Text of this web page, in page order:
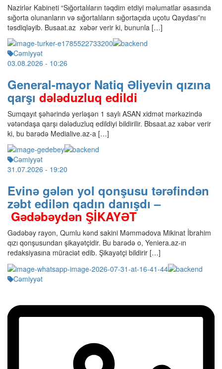
Nazirlər Kabineti “Sığortalıların təqdim etdiyi məlumatlar əsasında
sığorta olunanların və sığortalıların sığortaçıda uçotu Qaydası”nı
təsdiqləyib. Busaat.az xəbər verir ki, bununla […]
Cəmiyyət
03.08.2026 - 10:26
General-mayor Natiq Əliyevin qızına
qarşı dələduzluq edildi
Sumqayıt şəhərində yerləşən 1 saylı ASAN xidmət mərkəzində
vətəndaşa qarşı dələduzluq edildiyi bildirilir. Bbsaat.az xəbər verir
ki, bu barədə Medialive.az-a […]
Cəmiyyət
31.07.2026 - 19:20
Evinə gələn yol qonşusu tərəfindən
zəbt edilən qadın danışdı –
Gədəbəydən ŞİKAYƏT
Gədəbəy rayon, Qumlu kənd sakini Məmmədova Mikinat İbrahim
qızı qonşusundan şikayətçidir. Bu barədə o, Yeniera.az-ın
redaksiyasına müraciət edib. Şikayətçi bildirir […]
Cəmiyyət